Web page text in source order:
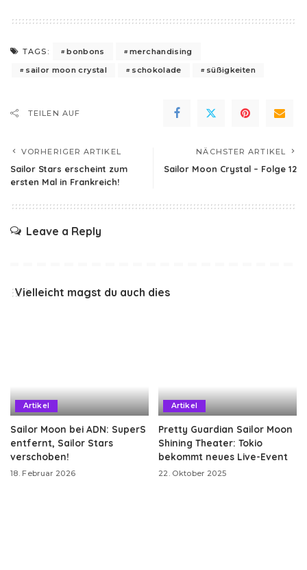
TAGS: bonbons
merchandising
sailor moon crystal
schokolade süßigkeiten
TEILEN AUF
VORHERIGER ARTIKEL
Sailor Stars erscheint zum
ersten Mal in Frankreich!
NÄCHSTER ARTIKEL
Sailor Moon Crystal – Folge 12
Leave a Reply
Vielleicht magst du auch dies
Artikel
Sailor Moon bei ADN: SuperS
entfernt, Sailor Stars
verschoben!
18. Februar 2026
Artikel
Pretty Guardian Sailor Moon
Shining Theater: Tokio
bekommt neues Live-Event
22. Oktober 2025